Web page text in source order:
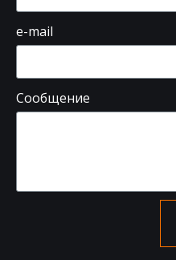
e-mail
Сообщение